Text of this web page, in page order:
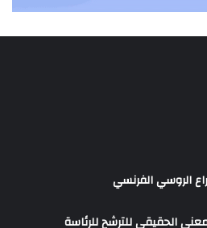
الروسي الفرنسي
الحقيقي للترشح للرئاسة